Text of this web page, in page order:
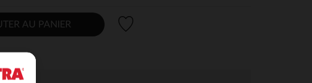
AU PANIER